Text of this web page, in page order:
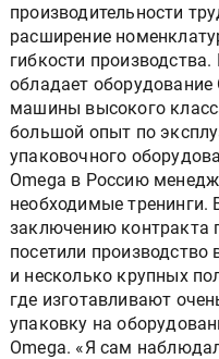
производительности
расширение
гибкости
обладает
машины высокого
большой опыт по
упаковочного
Omega в Россию
необходимые тренинги.
заключению контракта
посетили
и несколько крупных
где изготавливают
упаковку на
Omega. «Я сам